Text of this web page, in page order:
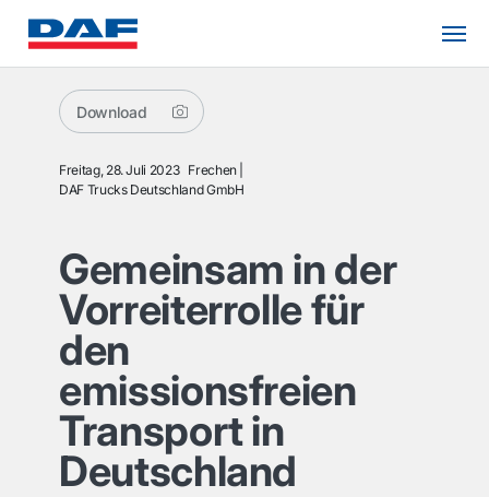
Download
Freitag, 28. Juli 2023 Frechen
DAF Trucks Deutschland GmbH
Gemeinsam in der
Vorreiterrolle für
den
emissionsfreien
Transport in
Deutschland